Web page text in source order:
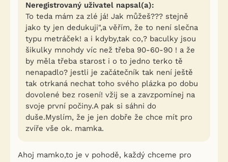
Neregistrovaný uživatel napsal(a):
To teda mám za zlé já! Jak můžeš??? stejně
jako ty jen dedukuji",a věřím, že to není slečna
typu metráček! a i kdyby,tak co,? baculky jsou
šikulky mnohdy víc než třeba 90-60-90 ! a že
by měla třeba starost i o to jedno terko tě
nenapadlo? jestli je začátečník tak není ještě
tak otrkaná nechat toho svého plázka po dobu
dovolené bez rosení! vžij se a zavzpomínej na
svoje první počiny.A pak si sáhni do
duše.Myslím, že je jen dobře že chce mít pro
zvíře vše ok. mamka.
Ahoj mamko,to je v pohodě, každý chceme pro